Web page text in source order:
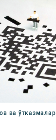
ва ўтказмалар